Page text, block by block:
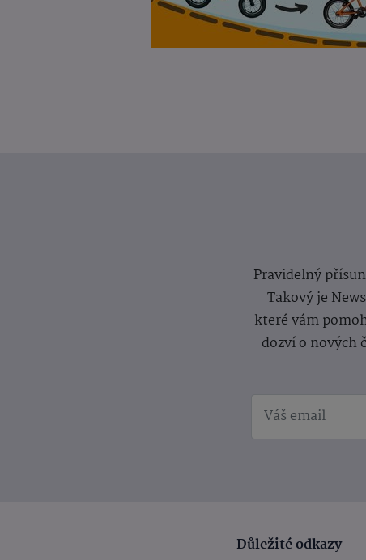
Pravidelný
Takový je
které vám
dozví o nových
Důležité odkazy